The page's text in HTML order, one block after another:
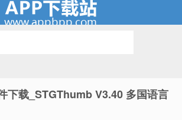
下载_STGThumb V3.40 多国语言